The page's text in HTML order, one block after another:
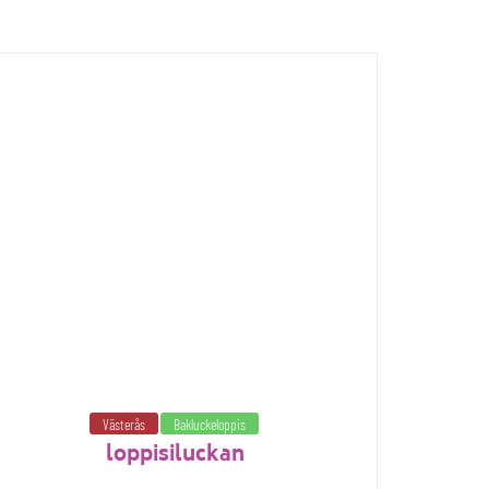
Västerås Bakluckeloppis
loppisiluckan